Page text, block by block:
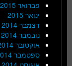
פברואר 2015
ינואר 2015
דצמבר 2014
נובמבר 2014
אוקטובר 2014
ספטמבר 2014